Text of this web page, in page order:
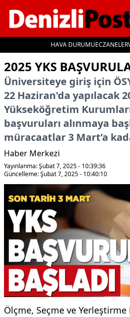
HAVA DURUMUECZANELER
2025 YKS
Üniversiteye giriş için
22 Haziran'da yapılacak
Yükseköğretim Kurumları
başvuruları alınmaya
müracaatlar 3 Mart’a
Haber Merkezi
Yayınlanma: Şubat 7, 2025 - 10:39:36
Güncelleme: Şubat 7, 2025 - 10:40:10
Ölçme, Seçme ve Yerleştirme